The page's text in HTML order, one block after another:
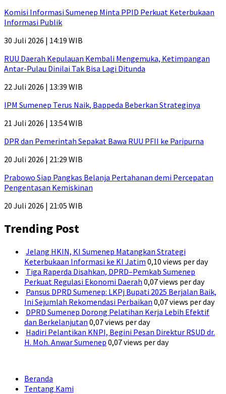
Komisi Informasi Sumenep Minta PPID Perkuat Keterbukaan
Informasi Publik
30 Juli 2026 | 14:19 WIB
RUU Daerah Kepulauan Kembali Mengemuka, Ketimpangan
Antar-Pulau Dinilai Tak Bisa Lagi Ditunda
22 Juli 2026 | 13:39 WIB
IPM Sumenep Terus Naik, Bappeda Beberkan Strateginya
21 Juli 2026 | 13:54 WIB
DPR dan Pemerintah Sepakat Bawa RUU PFII ke Paripurna
20 Juli 2026 | 21:29 WIB
Prabowo Siap Pangkas Belanja Pertahanan demi Percepatan
Pengentasan Kemiskinan
20 Juli 2026 | 21:05 WIB
Trending Post
Jelang HKIN, KI Sumenep Matangkan Strategi
Keterbukaan Informasi ke KI Jatim 0,10 views per day
Tiga Raperda Disahkan, DPRD–Pemkab Sumenep
Perkuat Regulasi Ekonomi Daerah 0,07 views per day
Pansus DPRD Sumenep: LKPj Bupati 2025 Berjalan Baik,
Ini Sejumlah Rekomendasi Perbaikan 0,07 views per day
DPRD Sumenep Dorong Pelatihan Kerja Lebih Efektif
dan Berkelanjutan 0,07 views per day
Hadiri Pelantikan KNPI, Begini Pesan Direktur RSUD dr.
H. Moh. Anwar Sumenep 0,07 views per day
Beranda
Tentang Kami